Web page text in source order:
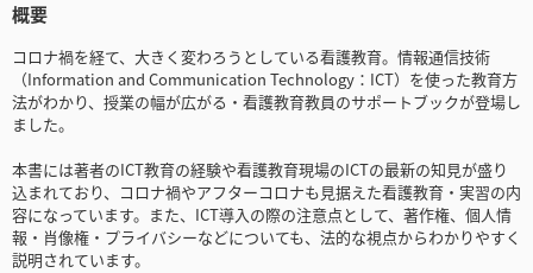
概要
コロナ禍を経て、大きく変わろうとしている看護教育。情報通信技術
（Information and Communication Technology：ICT）を使った教育方
法がわかり、授業の幅が広がる・看護教育教員のサポートブックが登場し
ました。
本書には著者のICT教育の経験や看護教育現場のICTの最新の知見が盛り
込まれており、コロナ禍やアフターコロナも見据えた看護教育・実習の内
容になっています。また、ICT導入の際の注意点として、著作権、個人情
報・肖像権・プライバシーなどについても、法的な視点からわかりやすく
説明されています。